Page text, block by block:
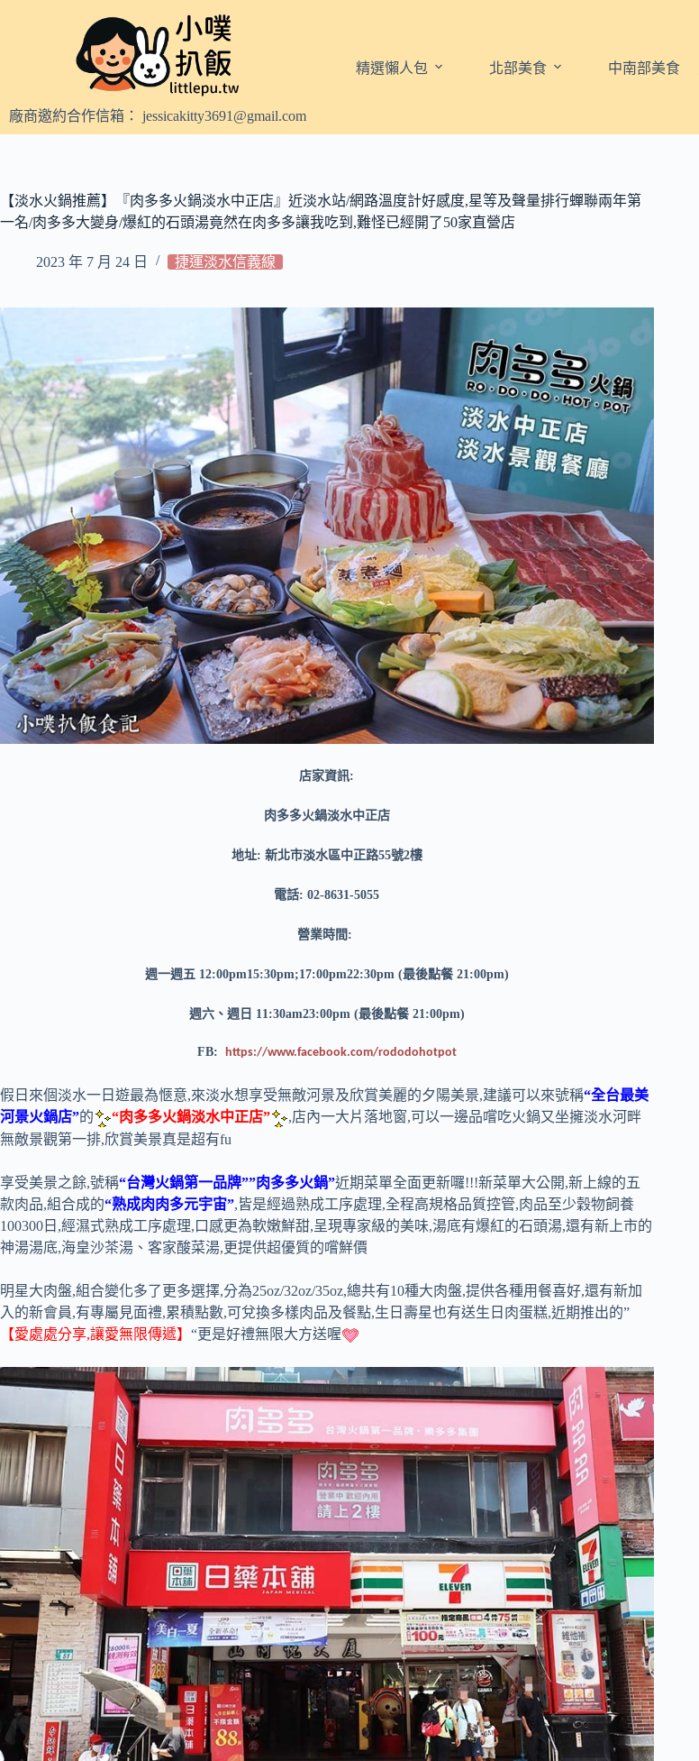
容廠商邀約合作信箱： jessicakitty3691@gmail.com
精選懶人包 北部美食 中南部美食
【淡水火鍋推薦】『肉多多火鍋淡水中正店』近淡水站/網路溫度計好感度,星等及聲量排行蟬聯兩年第
一名/肉多多大變身/爆紅的石頭湯竟然在肉多多讓我吃到,難怪已經開了50家直營店
2023 年 7 月 24 日 捷運淡水信義線
店家資訊:
肉多多火鍋淡水中正店
地址: 新北市淡水區中正路55號2樓
電話: 02-8631-5055
營業時間:
週一週五 12:00pm15:30pm;17:00pm22:30pm (最後點餐 21:00pm)
週六、週日 11:30am23:00pm (最後點餐 21:00pm)
FB: https://www.facebook.com/rododohotpot
假日來個淡水一日遊最為愜意,來淡水想享受無敵河景及欣賞美麗的夕陽美景,建議可以來號稱“全台最美
河景火鍋店”的 “肉多多火鍋淡水中正店”
,店內一大片落地窗,可以一邊品嚐吃火鍋又坐擁淡水河畔
無敵景觀第一排,欣賞美景真是超有fu
享受美景之餘,號稱“台灣火鍋第一品牌””肉多多火鍋”近期菜單全面更新囉!!!新菜單大公開,新上線的五
款肉品,組合成的“熟成肉肉多元宇宙”,皆是經過熟成工序處理,全程高規格品質控管,肉品至少穀物飼養
100300日,經濕式熟成工序處理,口感更為軟嫩鮮甜,呈現專家級的美味,湯底有爆紅的石頭湯,還有新上市的
神湯湯底,海皇沙茶湯、客家酸菜湯,更提供超優質的嚐鮮價
明星大肉盤,組合變化多了更多選擇,分為25oz/32oz/35oz,總共有10種大肉盤,提供各種用餐喜好,還有新加
入的新會員,有專屬見面禮,累積點數,可兌換多樣肉品及餐點,生日壽星也有送生日肉蛋糕,近期推出的”
【愛處處分享,讓愛無限傳遞】 “更是好禮無限大方送喔